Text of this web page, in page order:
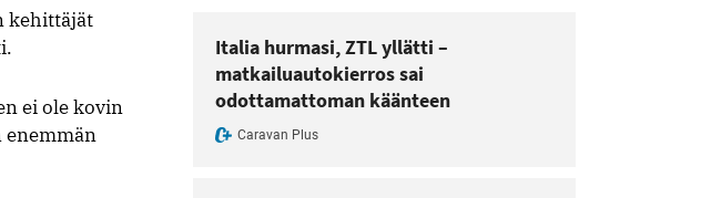
kehittäjät
ei ole kovin
enemmän
Italia hurmasi, ZTL yllätti –
matkailuautokierros sai
odottamattoman käänteen
Caravan Plus